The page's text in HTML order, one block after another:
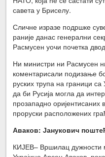
савета у Бриселу.
Сличне изразе подршке
раније данас генерални
Расмусен уочи почетка
Ни министри ни Расмусен
коментарисали подизање
руских трупа на граници са
да би Русија могла да
прозападно оријентисаних
проруски расположених
Аваков: Јанукович
КИЈЕВ– Вршилац дужности